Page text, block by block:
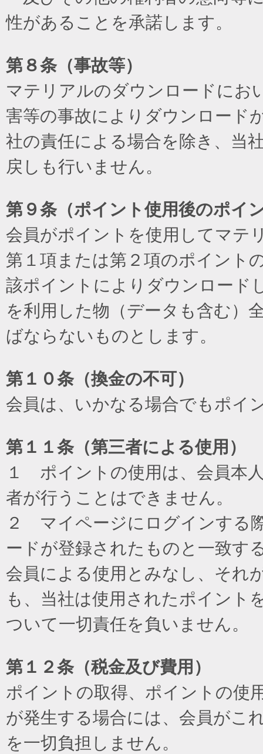
性があることを承諾します。
第８条（事故等）
マテリアルのダウンロードにお
害等の事故によりダウンロード
社の責任による場合を除き、当
戻しも行いません。
第９条（ポイント使用後のポイ
会員がポイントを使用してマテ
第１項または第２項のポイント
該ポイントによりダウンロード
を利用した物（データも含む）
ばならないものとします。
第１０条（換金の不可）
会員は、いかなる場合でもポイ
第１１条（第三者による使用）
１ ポイントの使用は、会員本
者が行うことはできません。
２ マイページにログインする
ードが登録されたものと一致す
会員による使用とみなし、それ
も、当社は使用されたポイント
ついて一切責任を負いません。
第１２条（税金及び費用）
ポイントの取得、ポイントの使
が発生する場合には、会員がこ
を一切負担しません。